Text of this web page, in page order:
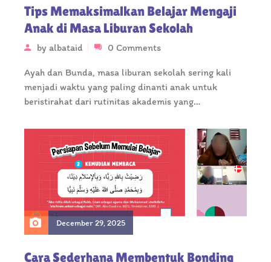
Tips Memaksimalkan Belajar Mengaji
Anak di Masa Liburan Sekolah
by albataid 0 Comments
Ayah dan Bunda, masa liburan sekolah sering kali
menjadi waktu yang paling dinanti anak untuk
beristirahat dari rutinitas akademis yang…
December 29, 2025
Cara Sederhana Membentuk Bonding